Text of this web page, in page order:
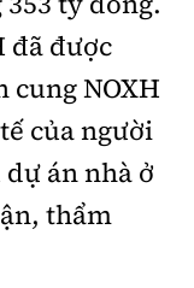
đã được
NOXH
của người
án nhà ở
thẩm